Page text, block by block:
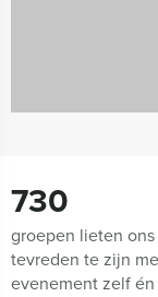
730
groepen lieten
tevreden te zijn
evenement zelf